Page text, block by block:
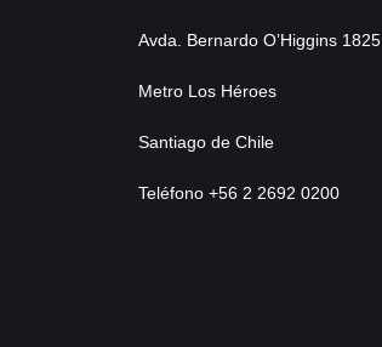
Avda. Bernardo O’Higgins 1825
Metro Los Héroes
Santiago de Chile
Teléfono +56 2 2692 0200